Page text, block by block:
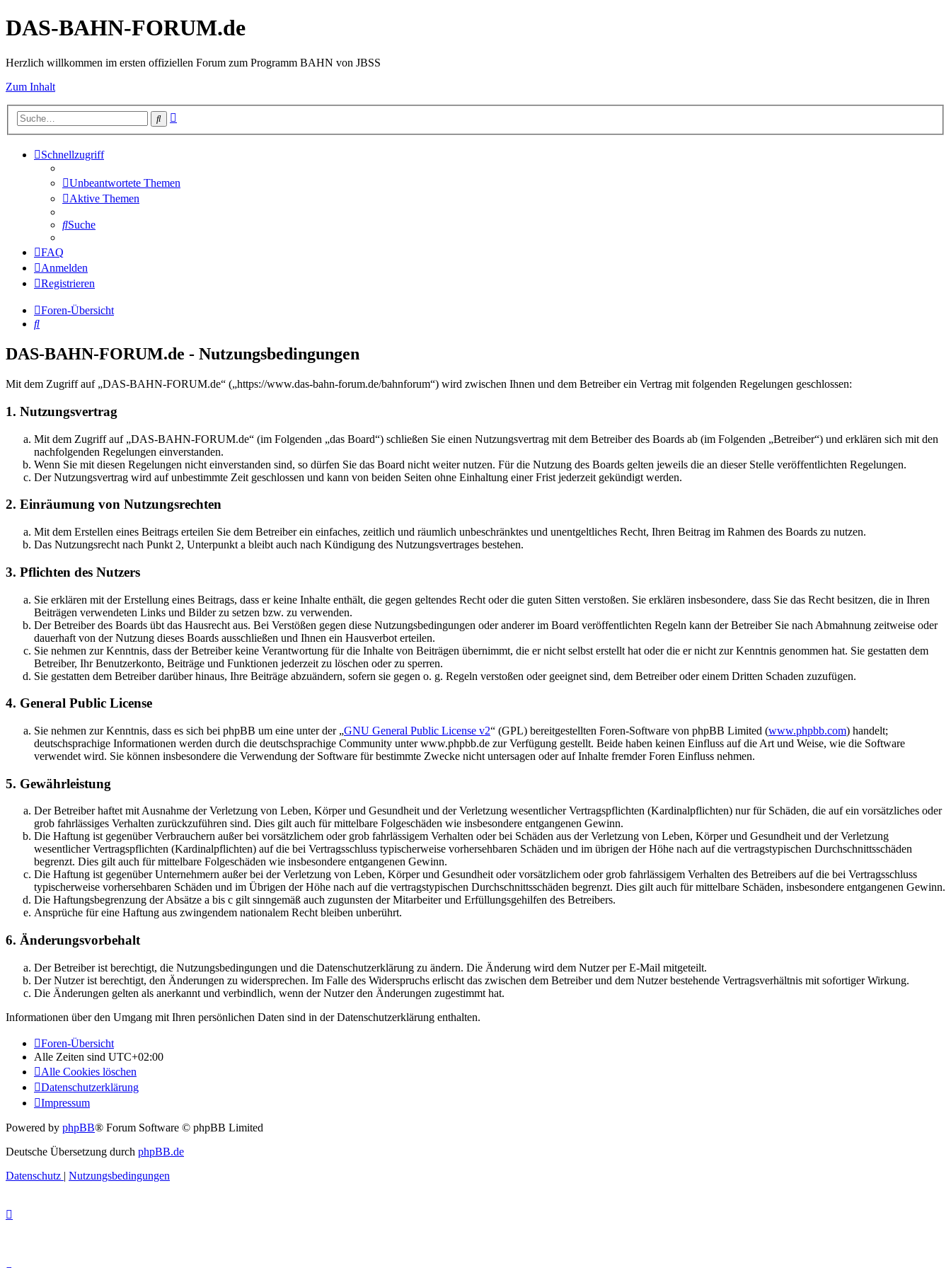
DAS-BAHN-FORUM.de
Herzlich willkommen im ersten offiziellen Forum zum Programm BAHN von JBSS
Zum Inhalt
Suche
Schnellzugriff
Unbeantwortete Themen
Aktive Themen
Suche
FAQ
Anmelden
Registrieren
Foren-Übersicht
Suche
DAS-BAHN-FORUM.de - Nutzungsbedingungen
Mit dem Zugriff auf „DAS-BAHN-FORUM.de“ („https://www.das-bahn-forum.de/bahnforum“) wird zwischen Ihnen und dem Betreiber ein Vertrag mit folgenden Regelungen geschlossen:
1. Nutzungsvertrag
Mit dem Zugriff auf „DAS-BAHN-FORUM.de“ (im Folgenden „das Board“) schließen Sie einen Nutzungsvertrag mit dem Betreiber des Boards ab (im Folgenden „Betreiber“) und erklären sich mit den
nachfolgenden Regelungen einverstanden.
Wenn Sie mit diesen Regelungen nicht einverstanden sind, so dürfen Sie das Board nicht weiter nutzen. Für die Nutzung des Boards gelten jeweils die an dieser Stelle veröffentlichten Regelungen.
Der Nutzungsvertrag wird auf unbestimmte Zeit geschlossen und kann von beiden Seiten ohne Einhaltung einer Frist jederzeit gekündigt werden.
2. Einräumung von Nutzungsrechten
Mit dem Erstellen eines Beitrags erteilen Sie dem Betreiber ein einfaches, zeitlich und räumlich unbeschränktes und unentgeltliches Recht, Ihren Beitrag im Rahmen des Boards zu nutzen.
Das Nutzungsrecht nach Punkt 2, Unterpunkt a bleibt auch nach Kündigung des Nutzungsvertrages bestehen.
3. Pflichten des Nutzers
Sie erklären mit der Erstellung eines Beitrags, dass er keine Inhalte enthält, die gegen geltendes Recht oder die guten Sitten verstoßen. Sie erklären insbesondere, dass Sie das Recht besitzen, die in Ihren
Beiträgen verwendeten Links und Bilder zu setzen bzw. zu verwenden.
Der Betreiber des Boards übt das Hausrecht aus. Bei Verstößen gegen diese Nutzungsbedingungen oder anderer im Board veröffentlichten Regeln kann der Betreiber Sie nach Abmahnung zeitweise oder
dauerhaft von der Nutzung dieses Boards ausschließen und Ihnen ein Hausverbot erteilen.
Sie nehmen zur Kenntnis, dass der Betreiber keine Verantwortung für die Inhalte von Beiträgen übernimmt, die er nicht selbst erstellt hat oder die er nicht zur Kenntnis genommen hat. Sie gestatten dem
Betreiber, Ihr Benutzerkonto, Beiträge und Funktionen jederzeit zu löschen oder zu sperren.
Sie gestatten dem Betreiber darüber hinaus, Ihre Beiträge abzuändern, sofern sie gegen o. g. Regeln verstoßen oder geeignet sind, dem Betreiber oder einem Dritten Schaden zuzufügen.
4. General Public License
Sie nehmen zur Kenntnis, dass es sich bei phpBB um eine unter der „GNU General Public License v2“ (GPL) bereitgestellten Foren-Software von phpBB Limited (www.phpbb.com) handelt;
deutschsprachige Informationen werden durch die deutschsprachige Community unter www.phpbb.de zur Verfügung gestellt. Beide haben keinen Einfluss auf die Art und Weise, wie die Software
verwendet wird. Sie können insbesondere die Verwendung der Software für bestimmte Zwecke nicht untersagen oder auf Inhalte fremder Foren Einfluss nehmen.
5. Gewährleistung
Der Betreiber haftet mit Ausnahme der Verletzung von Leben, Körper und Gesundheit und der Verletzung wesentlicher Vertragspflichten (Kardinalpflichten) nur für Schäden, die auf ein vorsätzliches oder
grob fahrlässiges Verhalten zurückzuführen sind. Dies gilt auch für mittelbare Folgeschäden wie insbesondere entgangenen Gewinn.
Die Haftung ist gegenüber Verbrauchern außer bei vorsätzlichem oder grob fahrlässigem Verhalten oder bei Schäden aus der Verletzung von Leben, Körper und Gesundheit und der Verletzung
wesentlicher Vertragspflichten (Kardinalpflichten) auf die bei Vertragsschluss typischerweise vorhersehbaren Schäden und im übrigen der Höhe nach auf die vertragstypischen Durchschnittsschäden
begrenzt. Dies gilt auch für mittelbare Folgeschäden wie insbesondere entgangenen Gewinn.
Die Haftung ist gegenüber Unternehmern außer bei der Verletzung von Leben, Körper und Gesundheit oder vorsätzlichem oder grob fahrlässigem Verhalten des Betreibers auf die bei Vertragsschluss
typischerweise vorhersehbaren Schäden und im Übrigen der Höhe nach auf die vertragstypischen Durchschnittsschäden begrenzt. Dies gilt auch für mittelbare Schäden, insbesondere entgangenen Gewinn.
Die Haftungsbegrenzung der Absätze a bis c gilt sinngemäß auch zugunsten der Mitarbeiter und Erfüllungsgehilfen des Betreibers.
Ansprüche für eine Haftung aus zwingendem nationalem Recht bleiben unberührt.
6. Änderungsvorbehalt
Der Betreiber ist berechtigt, die Nutzungsbedingungen und die Datenschutzerklärung zu ändern. Die Änderung wird dem Nutzer per E-Mail mitgeteilt.
Der Nutzer ist berechtigt, den Änderungen zu widersprechen. Im Falle des Widerspruchs erlischt das zwischen dem Betreiber und dem Nutzer bestehende Vertragsverhältnis mit sofortiger Wirkung.
Die Änderungen gelten als anerkannt und verbindlich, wenn der Nutzer den Änderungen zugestimmt hat.
Informationen über den Umgang mit Ihren persönlichen Daten sind in der Datenschutzerklärung enthalten.
Foren-Übersicht
Alle Zeiten sind UTC+02:00
Alle Cookies löschen
Datenschutzerklärung
Impressum
Powered by phpBB® Forum Software © phpBB Limited
Deutsche Übersetzung durch phpBB.de
Datenschutz | Nutzungsbedingungen